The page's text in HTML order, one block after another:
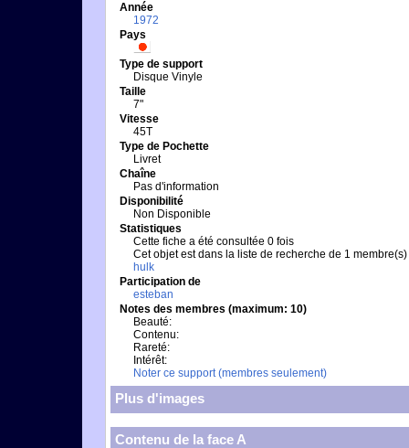
Année
1972
Pays
Type de support
Disque Vinyle
Taille
7"
Vitesse
45T
Type de Pochette
Livret
Chaîne
Pas d'information
Disponibilité
Non Disponible
Statistiques
Cette fiche a été consultée 0 fois
Cet objet est dans la liste de recherche de 1 membre(s)
hulk
Participation de
esteban
Notes des membres (maximum: 10)
Beauté:
Contenu:
Rareté:
Intérêt:
Noter ce support (membres seulement)
Plus d'images
Contenu de la face A